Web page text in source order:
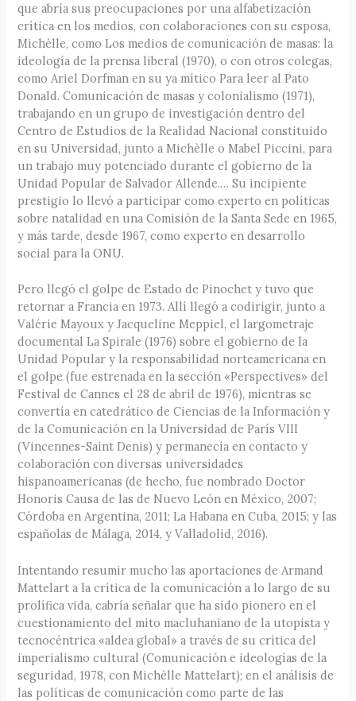
que abría sus preocupaciones por una alfabetización
crítica en los medios, con colaboraciones con su esposa,
Michèlle, como Los medios de comunicación de masas: la
ideología de la prensa liberal (1970), o con otros colegas,
como Ariel Dorfman en su ya mítico Para leer al Pato
Donald. Comunicación de masas y colonialismo (1971),
trabajando en un grupo de investigación dentro del
Centro de Estudios de la Realidad Nacional constituido
en su Universidad, junto a Michèlle o Mabel Piccini, para
un trabajo muy potenciado durante el gobierno de la
Unidad Popular de Salvador Allende.… Su incipiente
prestigio lo llevó a participar como experto en políticas
sobre natalidad en una Comisión de la Santa Sede en 1965,
y más tarde, desde 1967, como experto en desarrollo
social para la ONU.
Pero llegó el golpe de Estado de Pinochet y tuvo que
retornar a Francia en 1973. Allí llegó a codirigir, junto a
Valérie Mayoux y Jacqueline Meppiel, el largometraje
documental La Spirale (1976) sobre el gobierno de la
Unidad Popular y la responsabilidad norteamericana en
el golpe (fue estrenada en la sección «Perspectives» del
Festival de Cannes el 28 de abril de 1976), mientras se
convertía en catedrático de Ciencias de la Información y
de la Comunicación en la Universidad de París VIII
(Vincennes-Saint Denis) y permanecía en contacto y
colaboración con diversas universidades
hispanoamericanas (de hecho, fue nombrado Doctor
Honoris Causa de las de Nuevo León en México, 2007;
Córdoba en Argentina, 2011; La Habana en Cuba, 2015; y las
españolas de Málaga, 2014, y Valladolid, 2016).
Intentando resumir mucho las aportaciones de Armand
Mattelart a la crítica de la comunicación a lo largo de su
prolífica vida, cabría señalar que ha sido pionero en el
cuestionamiento del mito macluhaniano de la utopista y
tecnocéntrica «aldea global» a través de su crítica del
imperialismo cultural (Comunicación e ideologías de la
seguridad, 1978, con Michèlle Mattelart); en el análisis de
las políticas de comunicación como parte de las